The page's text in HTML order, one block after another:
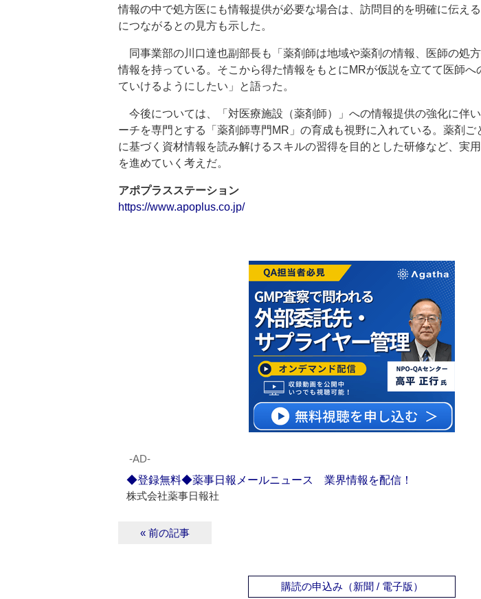
情報の中で処方医にも情報提供が必要な場合は、訪問目的を明確に伝え
につながるとの見方も示した。
同事業部の川口達也副部長も「薬剤師は地域や薬剤の情報、医師の処
情報を持っている。そこから得た情報をもとにMRが仮説を立てて医師へ
ていけるようにしたい」と語った。
今後については、「対医療施設（薬剤師）」への情報提供の強化に伴
ーチを専門とする「薬剤師専門MR」の育成も視野に入れている。薬剤ご
に基づく資材情報を読み解けるスキルの習得を目的とした研修など、実
を進めていく考えだ。
アポプラスステーション
https://www.apoplus.co.jp/
‐AD‐
◆登録無料◆薬事日報メールニュース 業界情報を配信！
株式会社薬事日報社
« 前の記事
購読の申込み（新聞 / 電子版）